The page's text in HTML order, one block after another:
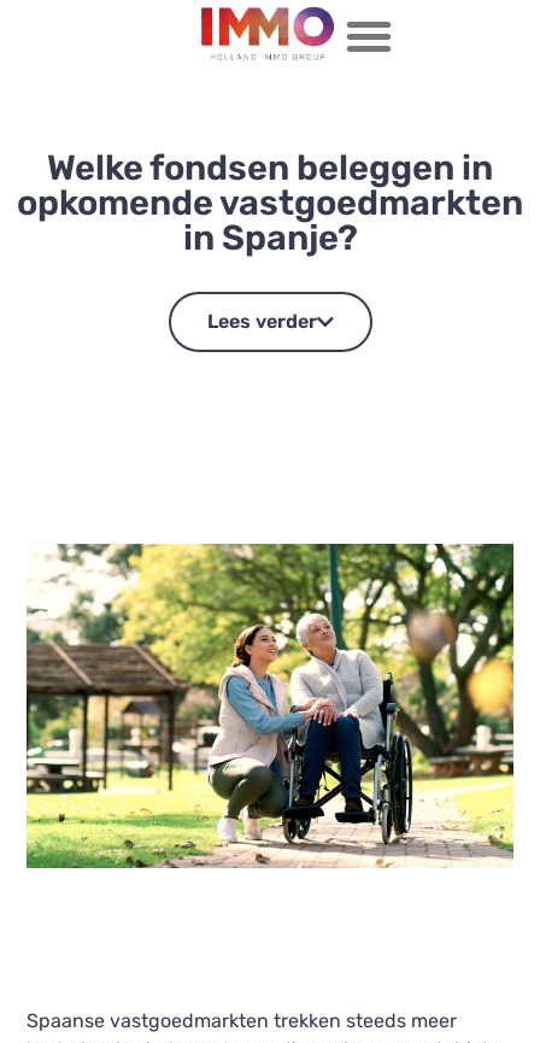
Welke fondsen beleggen in
opkomende vastgoedmarkten
in Spanje?
Lees verder
Spaanse vastgoedmarkten trekken steeds meer